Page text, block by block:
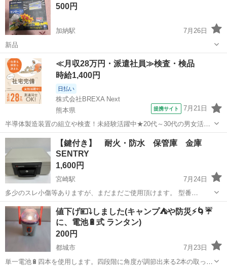
500円
加納駅
7月26日
新品
宮崎 宮崎市 加納駅 防災、セキュリティ
≪月収28万円・派遣社員≫検査・検品
時給1,400円
日払い
株式会社BREXA Next
熊本県
提携サイト 7月21日
半導体製造装置の組立や検査！未経験活躍中★20代～30代の男女活躍
中★ワンルーム寮完備！赴任旅費会社負担！マイカー通勤OK！無料駐
車場あり！正社員登用あり！《熊本県菊池郡大津町》 人気の工場のお
仕事 ◇半導体製造装置の組立...
熊本 その他
【鍵付き】 耐火・防水 保管庫 金庫
SENTRY
1,600円
宮崎駅
7月24日
多少のスレ小傷等ありますが、まだまだご使用頂けます。 型番
→Sentry 1100 現状お渡しになります。 鍵付きです。 【サイズ】 幅
約36㎝ 奥行 約28㎝ 高さ 約15㎝ ★取引場所★ 【リサイクル倉庫...
宮崎 宮崎市 宮崎駅 防災、セキュリティ
値下げ💴⤵しました(キャンプ⛺や防災⚡🌀☔
に、電池🔋式 ランタン)
200円
都城市
7月23日
単一電池🔋四本を使用します。四段階に角度が調節出来る2本の取っ手